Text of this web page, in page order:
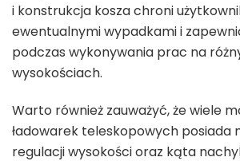
i konstrukcja kosza chroni
ewentualnymi wypadkami i
podczas wykonywania prac na
wysokościach.
Warto również zauważyć, że wiele
ładowarek teleskopowych posiada
regulacji wysokości oraz kąta